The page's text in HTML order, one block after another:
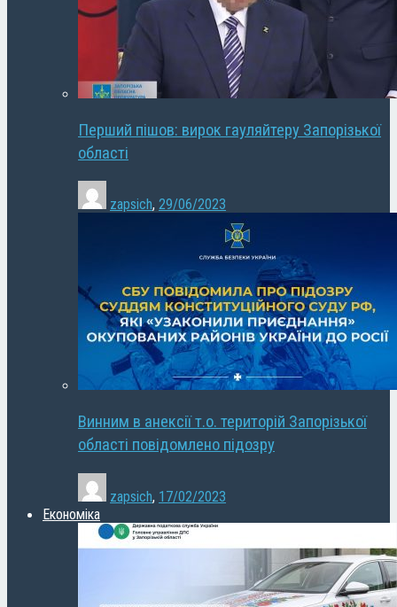
Перший пішов: вирок гауляйтеру Запорізької
області
zapsich, 29/06/2023
Винним в анексії т.о. територій Запорізької
області повідомлено підозру
zapsich, 17/02/2023
Економіка